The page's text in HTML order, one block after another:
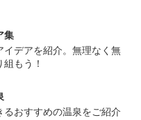
集
デアを紹介。無理なく無
もう！
おすすめの温泉をご紹介